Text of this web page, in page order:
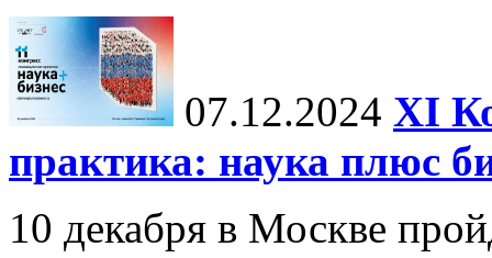
07.12.2024 ХI
практика: наука плюс
10 декабря в Москве